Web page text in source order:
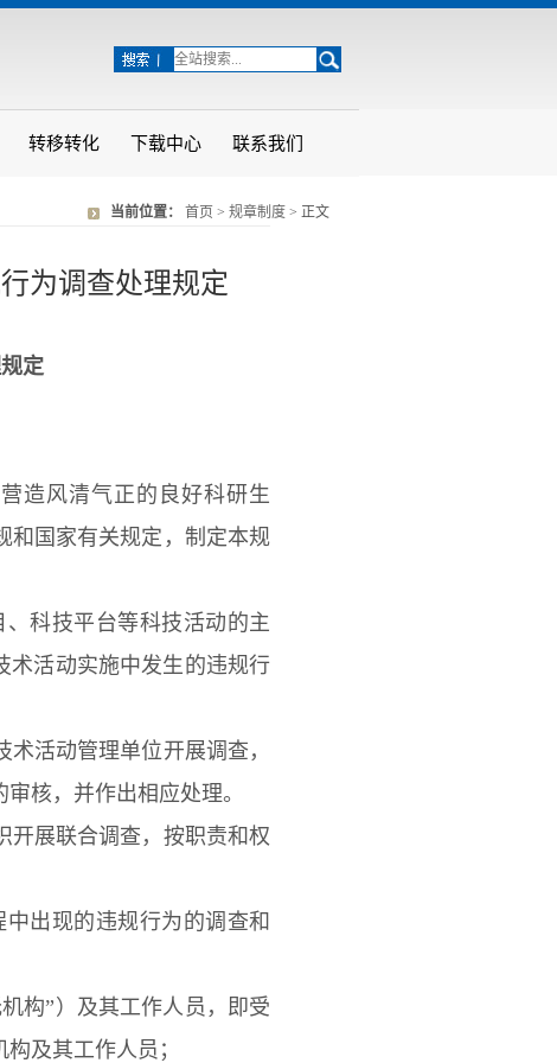
转移转化 下载中心 联系我们
当前位置： 首页 > 规章制度 > 正文
为调查处理规定
定
造风清气正的良好科研生
和国家有关规定，制定本规
科技平台等科技活动的主
术活动实施中发生的违规行
活动管理单位开展调查，
核，并作出相应处理。
展联合调查，按职责和权
出现的违规行为的调查和
构”）及其工作人员，即受
及其工作人员；